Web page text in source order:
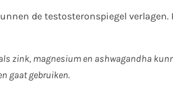
de testosteronspiegel
zink, magnesium en ashwagandha
gaat gebruiken.